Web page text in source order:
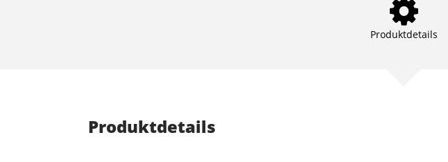
Produktdetails
Produktdetails